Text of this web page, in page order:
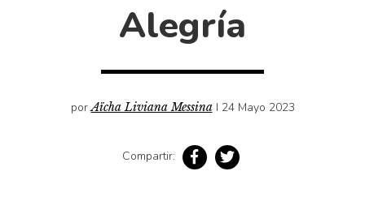
Alegría
porAïcha Liviana Messina I 24 Mayo 2023
Compartir: